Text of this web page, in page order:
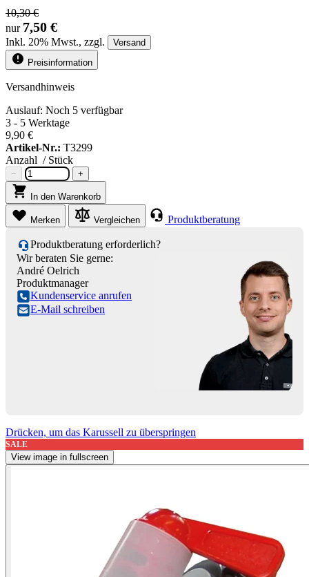
10,30 €
nur 7,50 €
Inkl. 20% Mwst., zzgl.
Versand
Preisinformation
Versandhinweis
Auslauf: Noch 5 verfügbar
3 - 5 Werktage
9,90 €
Artikel-Nr.: T3299
Anzahl / Stück
− +
In den Warenkorb
Merken Vergleichen Produktberatung
Produktberatung erforderlich?
Wir beraten Sie gerne:
André Oelrich
Produktmanager
Kundenservice anrufen
E-Mail schreiben
Drücken, um das Karussell zu überspringen
SALE
View image in fullscreen